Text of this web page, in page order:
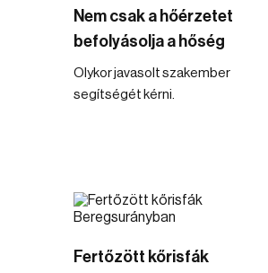
Nem csak a hőérzetet
befolyásolja a hőség
Olykor javasolt szakember
segítségét kérni.
Fertőzött kőrisfák